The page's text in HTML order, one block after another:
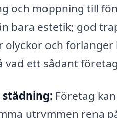
och moppning till
bara estetik; god
olyckor och
vad ett sådant
städning: Företag
utrymmen rena